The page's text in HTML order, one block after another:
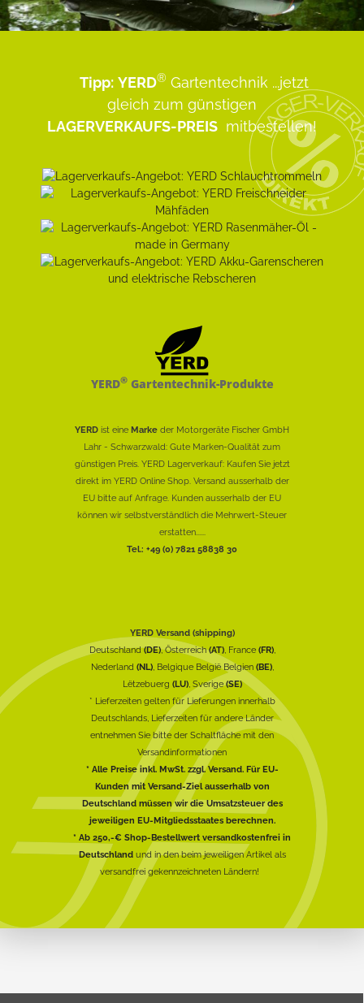
Tipp: YERD® Gartentechnik ...jetzt
gleich zum günstigen
LAGERVERKAUFS-PREIS mitbestellen!
YERD®Gartentechnik-Produkte
YERD ist eine Marke der Motorgeräte Fischer GmbH
Lahr - Schwarzwald: Gute Marken-Qualität zum
günstigen Preis. YERD Lagerverkauf: Kaufen Sie jetzt
direkt im YERD Online Shop. Versand ausserhalb der
EU bitte auf Anfrage. Kunden ausserhalb der EU
können wir selbstverständlich die Mehrwert-Steuer
erstatten......
Tel.: +49 (0) 7821 58838 30
YERD Versand (shipping)
Deutschland(DE), Österreich(AT), France (FR),
Nederland (NL), Belgique België Belgien (BE),
Lëtzebuerg (LU), Sverige(SE)
* Lieferzeiten gelten für Lieferungen innerhalb
Deutschlands, Lieferzeiten für andere Länder
entnehmen Sie bitte der Schaltfläche mit den
Versandinformationen
* Alle Preise inkl. MwSt. zzgl. Versand. Für EU-
Kunden mit Versand-Ziel ausserhalb von
Deutschland müssen wir die Umsatzsteuer des
jeweiligen EU-Mitgliedsstaates berechnen.
* Ab 250,-€ Shop-Bestellwert versandkostenfrei in
Deutschlandund in den beim jeweiligen Artikel als
versandfrei gekennzeichneten Ländern!